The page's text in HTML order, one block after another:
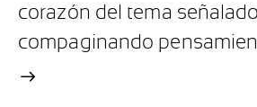
corazón del tema
compaginando